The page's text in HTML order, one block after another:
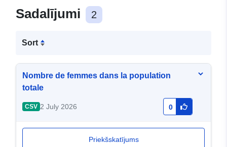
Sadalījumi 2
Sort
Nombre de femmes dans la population
totale
CSV 2 July 2026 0
Priekšskatījums